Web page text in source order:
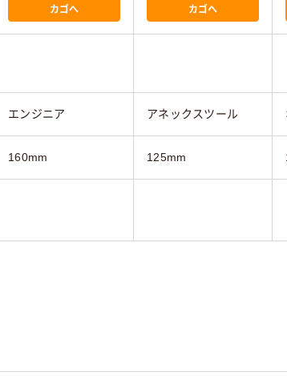
カゴへ カゴへ
エンジニア アネックスツール
160mm 125mm